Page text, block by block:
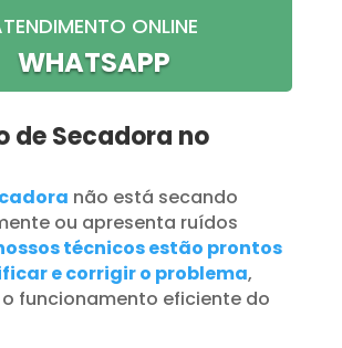
ONLINE
WHATSAPP
de Secadora no
não está secando
ou apresenta ruídos
técnicos estão prontos
e corrigir o problema,
funcionamento eficiente do